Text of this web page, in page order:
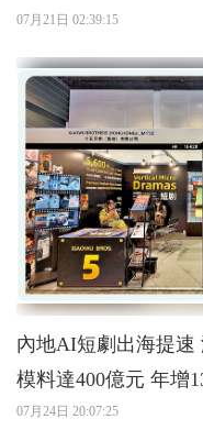
07月21日 02:39:15
內地AI短劇出海提速 港成
模料達400億
07月24日 20:07:25